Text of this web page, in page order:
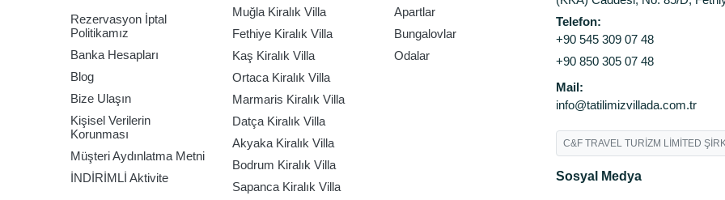
Rezervasyon İptal
Politikamız
Banka Hesapları
Blog
Bize Ulaşın
Kişisel Verilerin
Korunması
Müşteri Aydınlatma Metni
İNDİRİMLİ Aktivite
Muğla Kiralık Villa
Fethiye Kiralık Villa
Kaş Kiralık Villa
Ortaca Kiralık Villa
Marmaris Kiralık Villa
Datça Kiralık Villa
Akyaka Kiralık Villa
Bodrum Kiralık Villa
Sapanca Kiralık Villa
Apartlar
Bungalovlar
Odalar
Telefon:
+90 545 309 07 48
+90 850 305 07 48
Mail:
info@tatilimizvillada.com.tr
C&F TRAVEL TURİZM LİMİTED
Sosyal Medya